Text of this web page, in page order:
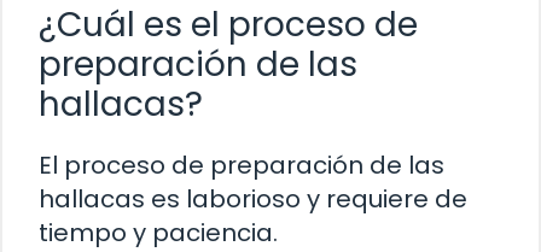
¿Cuál es el proceso de
preparación de las
hallacas?
El proceso de preparación de las
hallacas es laborioso y requiere de
tiempo y paciencia.